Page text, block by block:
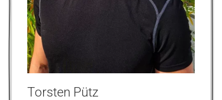
Torsten Pütz